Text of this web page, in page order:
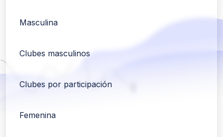
Masculina
Clubes masculinos
Clubes por participación
Femenina